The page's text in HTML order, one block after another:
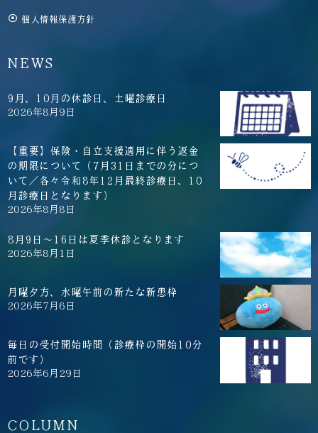
個人情報保護方針
NEWS
9月、10月の休診日、土曜診療日
2026年8月9日
【重要】保険・自立支援適用に伴う返金
の期限について（7月31日までの分につ
いて／各々令和8年12月最終診療日、10
月診療日となります）
2026年8月8日
8月9日～16日は夏季休診となります
2026年8月1日
月曜夕方、水曜午前の新たな新患枠
2026年7月6日
毎日の受付開始時間（診療枠の開始10分
前です）
2026年6月29日
COLUMN